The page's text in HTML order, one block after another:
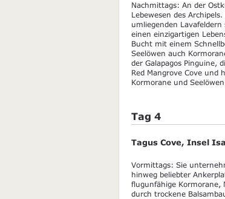
Nachmittags: An der
Lebewesen des
umliegenden
einen einzigartigen
Bucht mit einem
Seelöwen auch
der Galapagos Pinguine,
Red Mangrove Cove und
Kormorane und
Tag 4
Tagus Cove, Insel
Vormittags: Sie
hinweg beliebter
flugunfähige Kormorane,
durch trockene